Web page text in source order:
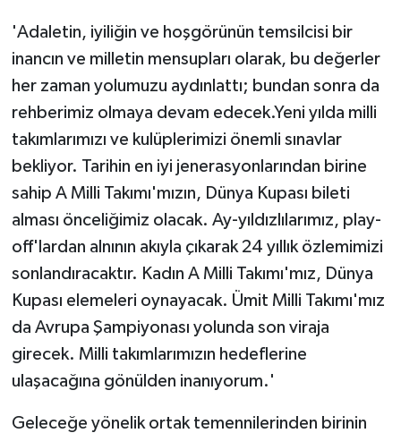
'Adaletin, iyiliğin ve hoşgörünün temsilcisi bir
inancın ve milletin mensupları olarak, bu değerler
her zaman yolumuzu aydınlattı; bundan sonra da
rehberimiz olmaya devam edecek.Yeni yılda milli
takımlarımızı ve kulüplerimizi önemli sınavlar
bekliyor. Tarihin en iyi jenerasyonlarından birine
sahip A Milli Takımı'mızın, Dünya Kupası bileti
alması önceliğimiz olacak. Ay-yıldızlılarımız, play-
off'lardan alnının akıyla çıkarak 24 yıllık özlemimizi
sonlandıracaktır. Kadın A Milli Takımı'mız, Dünya
Kupası elemeleri oynayacak. Ümit Milli Takımı'mız
da Avrupa Şampiyonası yolunda son viraja
girecek. Milli takımlarımızın hedeflerine
ulaşacağına gönülden inanıyorum.'
Geleceğe yönelik ortak temennilerinden birinin